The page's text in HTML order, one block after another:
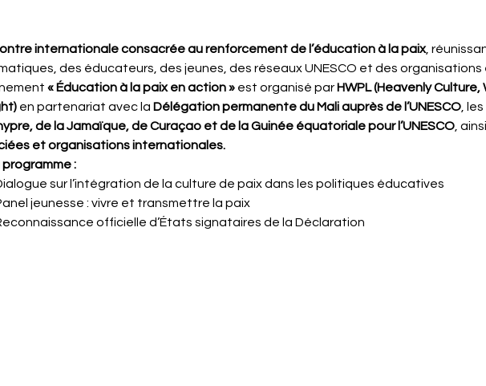
internationale consacrée au renforcement de l’éducation à la paix,
des éducateurs, des jeunes, des réseaux UNESCO et des organisations
« Éducation à la paix en action » est organisé par HWPL (Heavenly
en partenariat avec la Délégation permanente du Mali auprès de l’UNESCO, les
de la Jamaïque, de Curaçao et de la Guinée équatoriale pour l’UNESCO,
et organisations internationales.
programme :
sur l’intégration de la culture de paix dans les politiques éducatives
jeunesse : vivre et transmettre la paix
officielle d’États signataires de la Déclaration